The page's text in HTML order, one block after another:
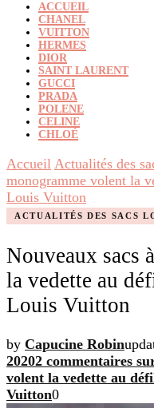
ACCUEIL
CHANEL
VUITTON
HERMES
DIOR
SAINT LAURENT
GUCCI
PRADA
POLENE
CELINE
CHLOÉ
Accueil Actualités des
monogramme volent la
Louis Vuitton
ACTUALITÉS DES SACS
Nouveaux sacs
la vedette au
Louis Vuitton
by Capucine Robin
20202 commentaires
volent la vedette au
Vuitton0